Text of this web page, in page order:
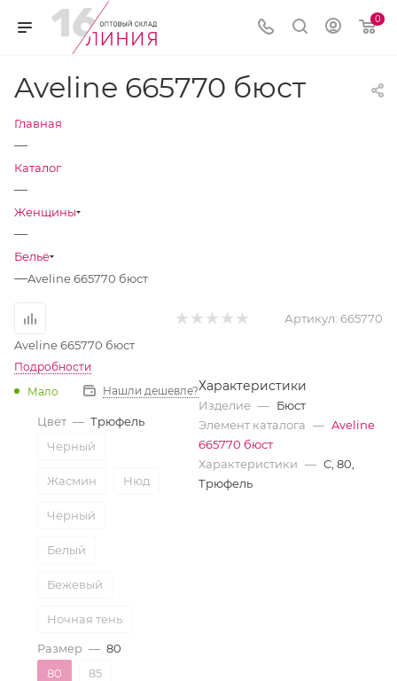
0
Aveline 665770 бюст
Главная
—
Каталог
—
Женщины
—
Бельё
—Aveline 665770 бюст
Артикул: 665770
Aveline 665770 бюст
Подробности
Мало
Нашли дешевле?
Цвет — Трюфель
Черный
Жасмин Нюд
Чёрный
Белый
Бежевый
Ночная тень
Трюфель
Размер — 80
80
85
Характеристики
Изделие — Бюст
Элемент каталога — Aveline
665770 бюст
Характеристики — C, 80,
Трюфель